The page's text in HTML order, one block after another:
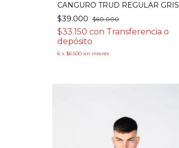
CANGURO TRUD REGULAR GRIS
$39.000 $60.000
$33.150 con Transferencia o
depósito
6 x $6.500 sin interés